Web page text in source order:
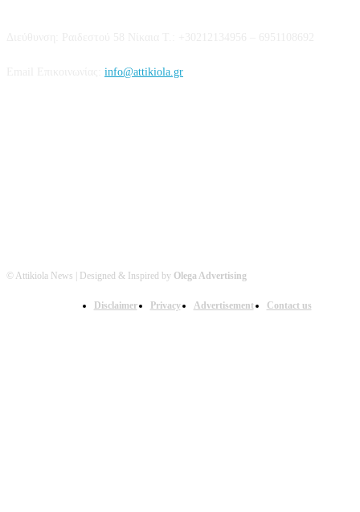
info@attikiola.gr
© Attikiola News | Designed & Inspired by Olega Advertising
Disclaimer Privacy Advertisement Contact us